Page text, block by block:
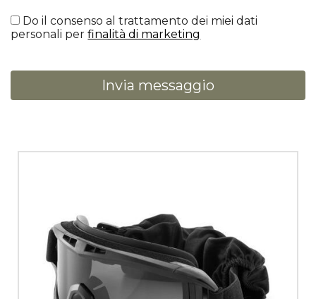
Do il consenso al trattamento dei miei dati
personali perfinalità di marketing
Invia messaggio